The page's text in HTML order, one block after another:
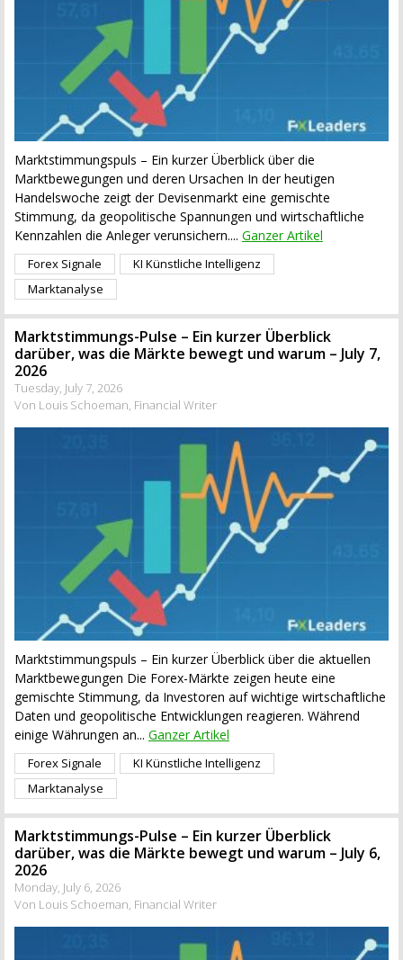
Marktstimmungspuls – Ein kurzer Überblick über die
Marktbewegungen und deren Ursachen In der heutigen
Handelswoche zeigt der Devisenmarkt eine gemischte
Stimmung, da geopolitische Spannungen und wirtschaftliche
Kennzahlen die Anleger verunsichern.... Ganzer Artikel
Forex Signale
KI Künstliche Intelligenz
Marktanalyse
Marktstimmungs-Pulse – Ein kurzer Überblick
darüber, was die Märkte bewegt und warum – July 7,
2026
Tuesday, July 7, 2026
Von Louis Schoeman, Financial Writer
Marktstimmungspuls – Ein kurzer Überblick über die aktuellen
Marktbewegungen Die Forex-Märkte zeigen heute eine
gemischte Stimmung, da Investoren auf wichtige wirtschaftliche
Daten und geopolitische Entwicklungen reagieren. Während
einige Währungen an... Ganzer Artikel
Forex Signale
KI Künstliche Intelligenz
Marktanalyse
Marktstimmungs-Pulse – Ein kurzer Überblick
darüber, was die Märkte bewegt und warum – July 6,
2026
Monday, July 6, 2026
Von Louis Schoeman, Financial Writer